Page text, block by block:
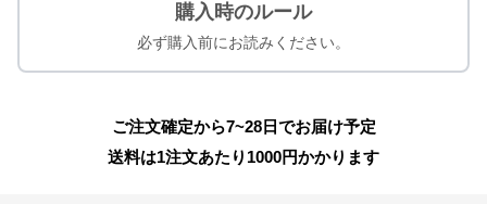
購入時のルール
必ず購入前にお読みください。
ご注文確定から7~28日でお届け予定
送料は1注文あたり 1000円かかります